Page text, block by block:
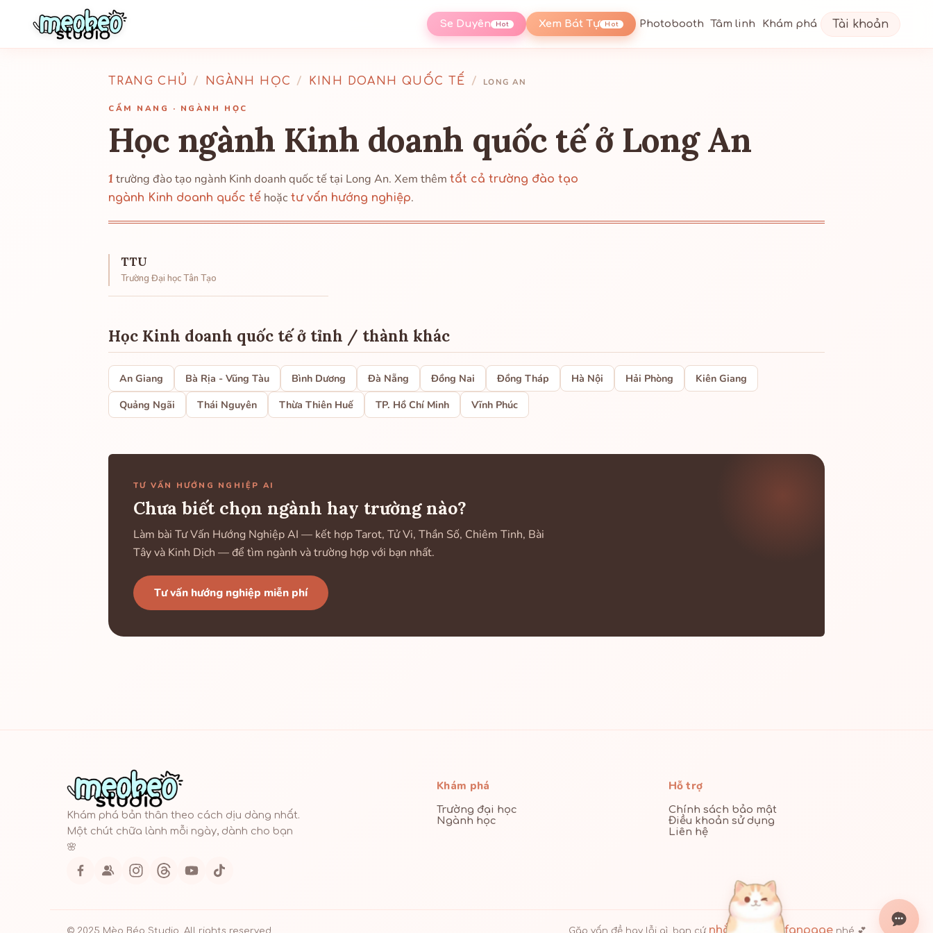
Se Duyên Hot Xem Bát Tự Hot Photobooth Tâm linh Khám phá Tài khoản
TRANG CHỦ / NGÀNH HỌC / KINH DOANH QUỐC TẾ / LONG AN
CẨM NANG · NGÀNH HỌC
Học ngành Kinh doanh quốc tế ở Long An
1 trường đào tạo ngành Kinh doanh quốc tế tại Long An. Xem thêm tất cả trường đào tạo
ngành Kinh doanh quốc tế hoặc tư vấn hướng nghiệp.
TTU
Trường Đại học Tân Tạo
Học Kinh doanh quốc tế ở tỉnh / thành khác
An Giang Bà Rịa - Vũng Tàu Bình Dương Đà Nẵng Đồng Nai Đồng Tháp Hà Nội Hải Phòng
Kiên Giang
Quảng Ngãi
Thái Nguyên Thừa Thiên Huế TP. Hồ Chí Minh Vĩnh Phúc
TƯ VẤN HƯỚNG NGHIỆP AI
Chưa biết chọn ngành hay trường nào?
Làm bài Tư Vấn Hướng Nghiệp AI — kết hợp Tarot, Tử Vi, Thần Số, Chiêm Tinh, Bài
Tây và Kinh Dịch — để tìm ngành và trường hợp với bạn nhất.
Tư vấn hướng nghiệp miễn phí
Khám phá bản thân theo cách dịu dàng nhất.
Một chút chữa lành mỗi ngày, dành cho bạn
🌸
Khám phá
Trường đại học
Ngành học
Hỗ trợ
Chính sách bảo mật
Điều khoản sử dụng
Liên hệ
© 2025 Mèo Béo Studio. All rights reserved. Gặp vấn đề hay lỗi gì, bạn cứ nhé 💕